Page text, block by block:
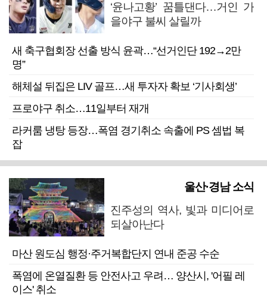
‘윤나고황’ 꿈틀댄다…거인 가
을야구 불씨 살릴까
새 축구협회장 선출 방식 윤곽…“선거인단 192→2만
명”
해체설 뒤집은 LIV 골프…새 투자자 확보 ‘기사회생’
프로야구 취소…11일부터 재개
라커룸 냉탕 등장…폭염 경기취소 속출에 PS 셈법 복
잡
울산·경남 소식
진주성의 역사, 빛과 미디어로
되살아난다
마산 원도심 행정·주거복합단지 연내 준공 수순
폭염에 온열질환 등 안전사고 우려… 양산시, '어필 레
이스' 취소